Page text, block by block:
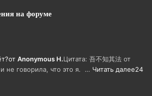
на форуме
от Anonymous H.Цитата: 吾不知其法 от
не говорила, что это я. … Читать далее24